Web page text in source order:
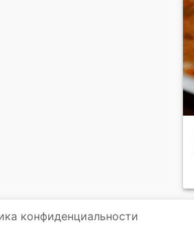
конфиденциальности